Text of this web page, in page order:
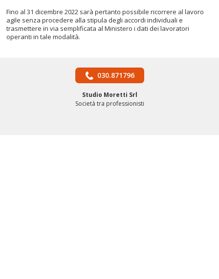
Fino al 31 dicembre 2022 sarà pertanto possibile ricorrere al lavoro
agile senza procedere alla stipula degli accordi individuali e
trasmettere in via semplificata al Ministero i dati dei lavoratori
operanti in tale modalità.
030.871796
Studio Moretti Srl
Società tra professionisti